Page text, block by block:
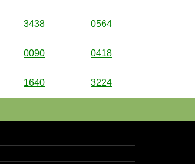
3438 0564
0090 0418
1640 3224